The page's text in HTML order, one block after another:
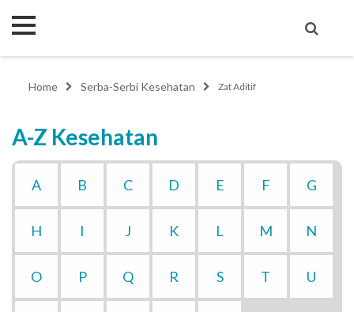
Home Serba-Serbi Kesehatan Zat Aditif
A-Z Kesehatan
A B C D E F G
H I J K L M N
O P Q R S T U